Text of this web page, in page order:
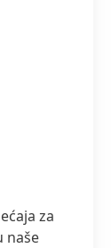
za
naše